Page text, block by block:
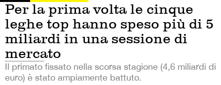
Per la prima volta le cinque
leghe top hanno speso più di 5
miliardi in una sessione di
mercato
Il primato fissato nella scorsa stagione (4,6 miliardi di
euro) è stato ampiamente battuto.